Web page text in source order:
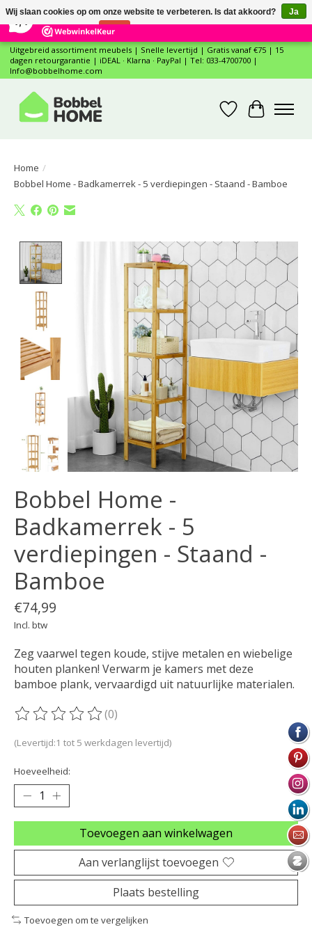
12 Reviews ×
Uitgebreid assortiment meubels | Snelle levertijd | Gratis vanaf €75 | 15
dagen retourgarantie | iDEAL · Klarna · PayPal | Tel: 033-4700700 |
Info@bobbelhome.com
Verlanglijst
Home /
Bobbel Home - Badkamerrek - 5 verdiepingen - Staand - Bamboe
Product image slideshow Items
Bobbel Home -
Badkamerrek - 5
verdiepingen - Staand -
Bamboe
€74,99
Incl. btw
Zeg vaarwel tegen koude, stijve metalen en wiebelige
houten planken! Verwarm je kamers met deze
bamboe plank, vervaardigd uit natuurlijke materialen.
De beoordeling van dit product is
(0)
(Levertijd:1 tot 5 werkdagen levertijd)
Hoeveelheid:
Toevoegen aan winkelwagen
Aan verlanglijst toevoegen
Plaats bestelling
Toevoegen om te vergelijken
Wij slaan cookies op om onze website te verbeteren. Is dat akkoord?
Ja
Nee